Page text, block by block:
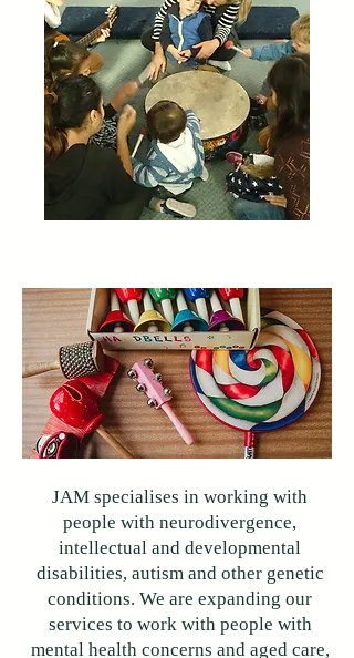
JAM specialises in working with
people with neurodivergence,
intellectual and developmental
disabilities, autism and other genetic
conditions. We are expanding our
services to work with people with
mental health concerns and aged care,